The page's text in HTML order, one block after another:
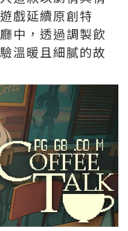
戲延續原創特
中，透過調製飲
溫暖且細膩的故